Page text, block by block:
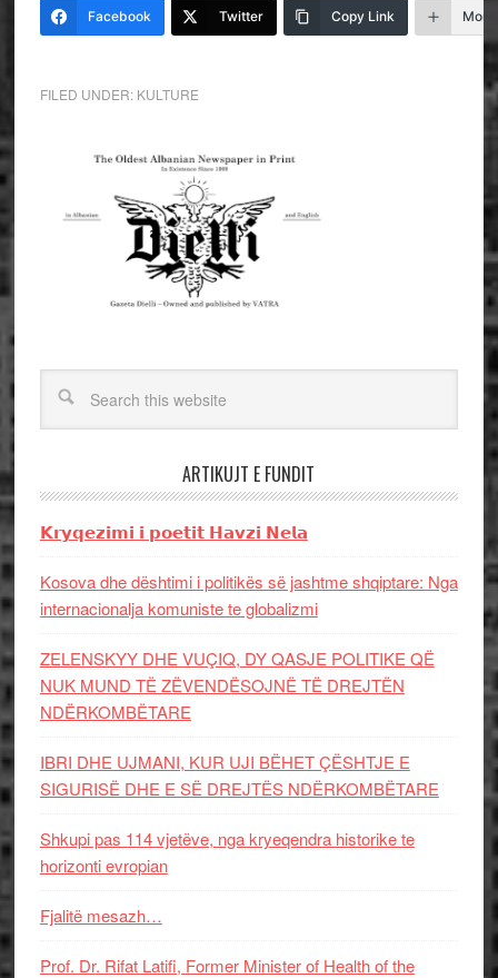
Facebook Twitter Copy Link More
FILED UNDER: KULTURE
ARTIKUJT E FUNDIT
𝗞𝗿𝘆𝗾𝗲𝘇𝗶𝗺𝗶 𝗶 𝗽𝗼𝗲𝘁𝗶𝘁 𝗛𝗮𝘃𝘇𝗶 𝗡𝗲𝗹𝗮
Kosova dhe dështimi i politikës së jashtme shqiptare: Nga
internacionalja komuniste te globalizmi
ZELENSKYY DHE VUÇIQ, DY QASJE POLITIKE QË
NUK MUND TË ZËVENDËSOJNË TË DREJTËN
NDËRKOMBËTARE
IBRI DHE UJMANI, KUR UJI BËHET ÇËSHTJE E
SIGURISË DHE E SË DREJTËS NDËRKOMBËTARE
Shkupi pas 114 vjetëve, nga kryeqendra historike te
horizonti evropian
Fjalitë mesazh…
Prof. Dr. Rifat Latifi, Former Minister of Health of the